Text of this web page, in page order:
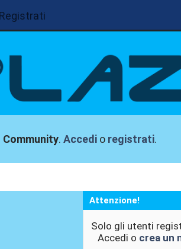
Registrati
.Accedi o registrati.
Attenzione!
Solo gli utenti
Accedi o crea un